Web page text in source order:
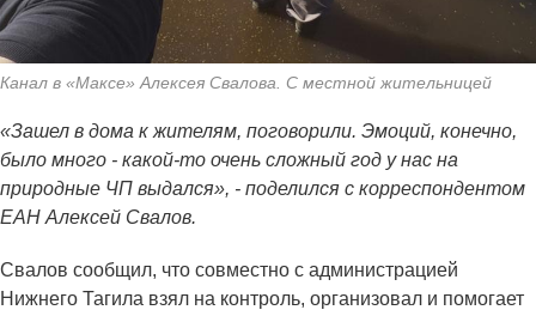
Канал в «Максе» Алексея Свалова. С местной жительницей
«Зашел в дома к жителям, поговорили. Эмоций, конечно,
было много - какой-то очень сложный год у нас на
природные ЧП выдался», - поделился с корреспондентом
ЕАН Алексей Свалов.
Свалов сообщил, что совместно с администрацией
Нижнего Тагила взял на контроль, организовал и помогает